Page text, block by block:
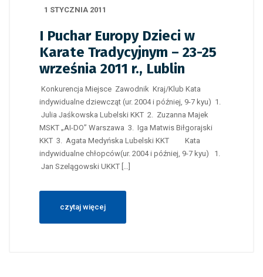
1 STYCZNIA 2011
I Puchar Europy Dzieci w
Karate Tradycyjnym – 23-25
września 2011 r., Lublin
Konkurencja Miejsce Zawodnik Kraj/Klub Kata
indywidualne dziewcząt (ur. 2004 i później, 9-7 kyu) 1.
Julia Jaśkowska Lubelski KKT 2. Zuzanna Majek
MSKT „AI-DO” Warszawa 3. Iga Matwis Biłgorajski
KKT 3. Agata Medyńska Lubelski KKT Kata
indywidualne chłopców(ur. 2004 i później, 9-7 kyu) 1.
Jan Szelągowski UKKT […]
czytaj więcej